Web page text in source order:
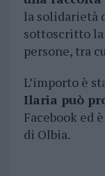
la solidarietà
sottoscritto
persone, tra
L’importo è
Ilaria può
Facebook ed
di Olbia.